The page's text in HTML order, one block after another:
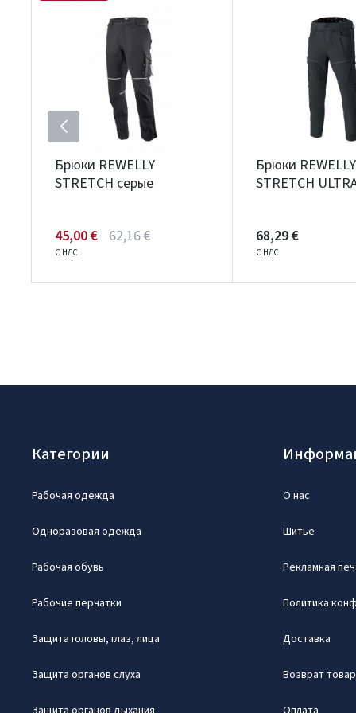
Брюки REWELLY
STRETCH серые
45,00 € 62,16 €
С НДС
Брюки REWELLY
STRETCH
68,29 €
С НДС
Категории
Рабочая одежда
Одноразовая одежда
Рабочая обувь
Рабочие перчатки
Защита головы, глаз, лица
Защита органов слуха
О нас
Шитье
Рекламная
Политика
Доставка
Возврат